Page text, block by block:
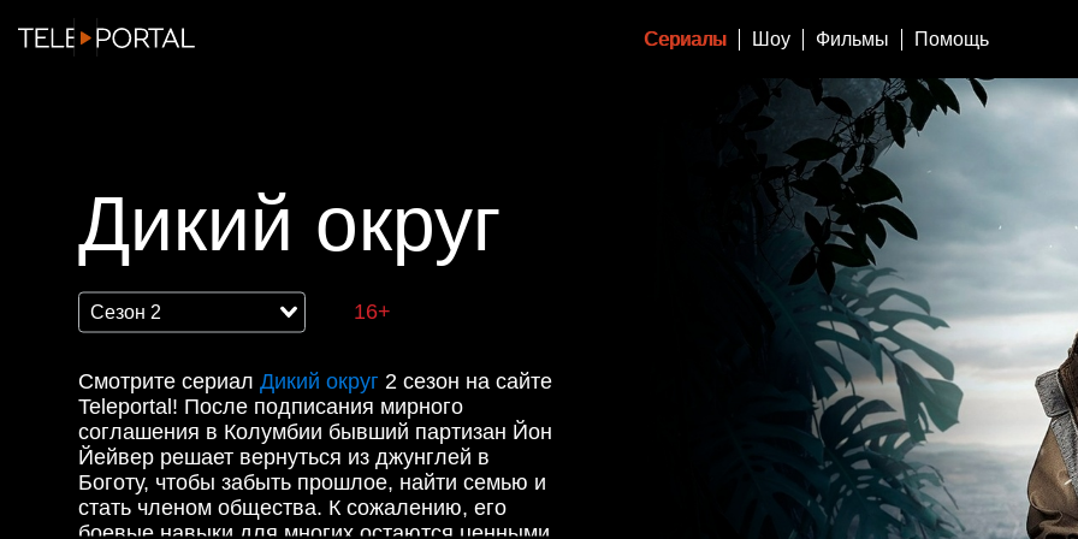
Сериалы Шоу Фильмы Помощь
Дикий округ
16+
Смотрите сериал Дикий округ 2 сезон на сайте
Teleportal! После подписания мирного
соглашения в Колумбии бывший партизан Йон
Йейвер решает вернуться из джунглей в
Боготу, чтобы забыть прошлое, найти семью и
стать членом общества. К сожалению, его
боевые навыки для многих остаются ценными